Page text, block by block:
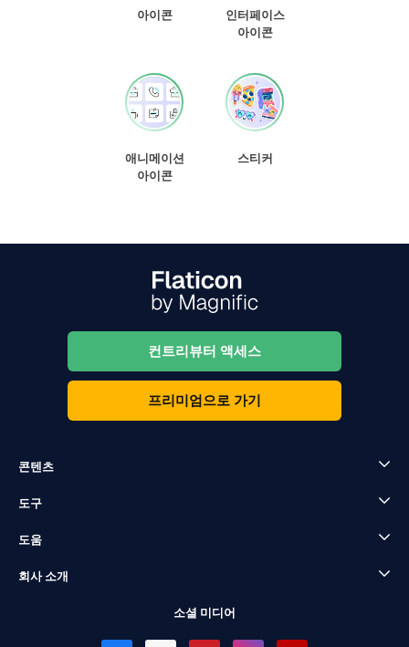
아이콘
인터페이스
아이콘
애니메이션
아이콘
스티커
컨트리뷰터 액세스
프리미엄으로 가기
콘텐츠
도구
도움
회사 소개
소셜 미디어